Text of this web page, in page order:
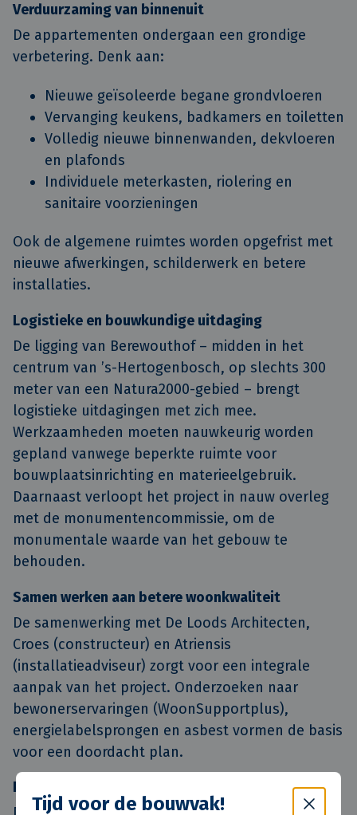
Tijd voor de bouwvak!
Verduurzaming van binnenuit
De appartementen ondergaan een grondige
verbetering. Denk aan:
Nieuwe geïsoleerde begane grondvloeren
Vervanging keukens, badkamers en toiletten
Volledig nieuwe binnenwanden, dekvloeren
en plafonds
Individuele meterkasten, riolering en
sanitaire voorzieningen
Ook de algemene ruimtes worden opgefrist met
nieuwe afwerkingen, schilderwerk en betere
installaties.
Logistieke en bouwkundige uitdaging
De ligging van Berewouthof – midden in het
centrum van ’s-Hertogenbosch, op slechts 300
meter van een Natura2000-gebied – brengt
logistieke uitdagingen met zich mee.
Werkzaamheden moeten nauwkeurig worden
gepland vanwege beperkte ruimte voor
bouwplaatsinrichting en materieelgebruik.
Daarnaast verloopt het project in nauw overleg
met de monumentencommissie, om de
monumentale waarde van het gebouw te
behouden.
Samen werken aan betere woonkwaliteit
De samenwerking met De Loods Architecten,
Croes (constructeur) en Atriensis
(installatieadviseur) zorgt voor een integrale
aanpak van het project. Onderzoeken naar
bewonerservaringen (WoonSupportplus),
energielabelsprongen en asbest vormen de basis
voor een doordacht plan.
Planning en toekomst